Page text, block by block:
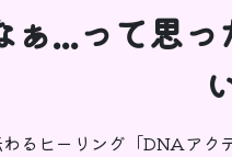
ぁ...って思
るヒーリング「DNAアク